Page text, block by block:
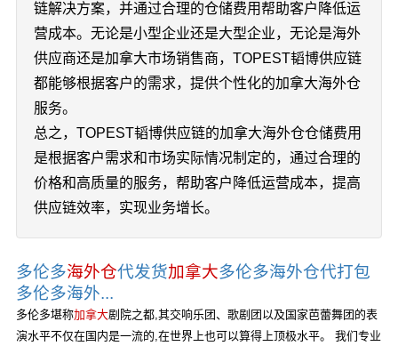
链解决方案，并通过合理的仓储费用帮助客户降低运
营成本。无论是小型企业还是大型企业，无论是海外
供应商还是加拿大市场销售商，TOPEST韬博供应链
都能够根据客户的需求，提供个性化的加拿大海外仓
服务。
总之，TOPEST韬博供应链的加拿大海外仓仓储费用
是根据客户需求和市场实际情况制定的，通过合理的
价格和高质量的服务，帮助客户降低运营成本，提高
供应链效率，实现业务增长。
多伦多海外仓代发货加拿大多伦多海外仓代打包
多伦多海外...
多伦多堪称加拿大剧院之都,其交响乐团、歌剧团以及国家芭蕾舞团的表
演水平不仅在国内是一流的,在世界上也可以算得上顶极水平。 我们专业